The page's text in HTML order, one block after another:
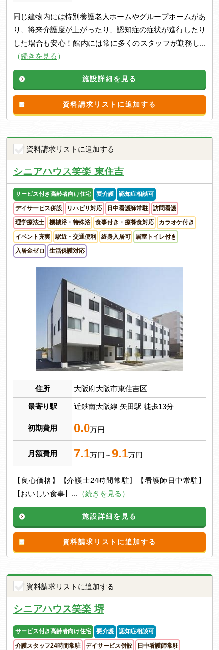
同じ建物内には特別養護老人ホームやグループホームがあ
り、将来介護度が上がったり、認知症の症状が進行したり
した場合も安心！館内には常に多くのスタッフが勤務し...
（続きを見る ）
施設詳細を見る
資料請求リストに追加する
資料請求リストに追加する
シニアハウス笑楽 東住吉
サービス付き高齢者向け住宅 要介護 認知症相談可
デイサービス併設 リハビリ対応 日中看護師常駐 訪問看護
理学療法士 機械浴・特殊浴 食事付き・療養食対応 カラオケ付き
イベント充実 駅近・交通便利 終身入居可 居室トイレ付き
入居金ゼロ 生活保護対応
住所 大阪府大阪市東住吉区
最寄り駅 近鉄南大阪線 矢田駅 徒歩13分
初期費用 0.0万円
月額費用 7.1万円～9.1万円
【良心価格】【介護士24時間常駐】【看護師日中常駐】
【おいしい食事】... （続きを見る ）
施設詳細を見る
資料請求リストに追加する
資料請求リストに追加する
シニアハウス笑楽 堺
サービス付き高齢者向け住宅 要介護 認知症相談可
介護スタッフ24時間常駐 デイサービス併設 日中看護師常駐